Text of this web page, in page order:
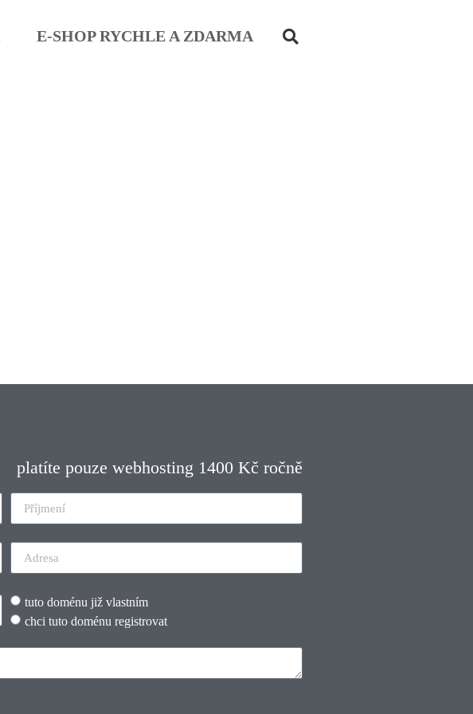
E-SHOP RYCHLE A ZDARMA
platíte pouze webhosting 1400 Kč ročně
tuto doménu již vlastním
chci tuto doménu registrovat